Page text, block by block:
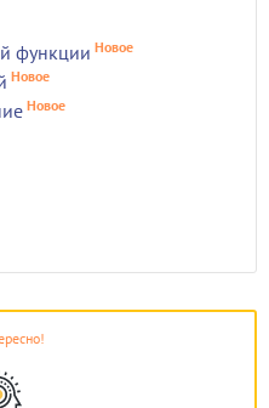
функции Новое
Новое
Новое